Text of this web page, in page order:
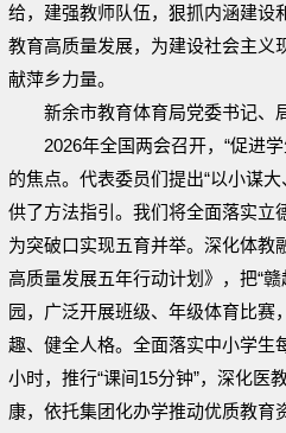
给，建强教师队伍，狠抓内涵建设
教育高质量发展，为建设社会主义
献萍乡力量。
新余市教育体育局党委书记、
2026年全国两会召开，“促进
的焦点。代表委员们提出“以小谋
供了方法指引。我们将全面落实立
为突破口实现五育并举。深化体教
高质量发展五年行动计划》，把“赣
园，广泛开展班级、年级体育比赛
趣、健全人格。全面落实中小学生
小时，推行“课间15分钟”，深化医
康，依托集团化办学推动优质教育